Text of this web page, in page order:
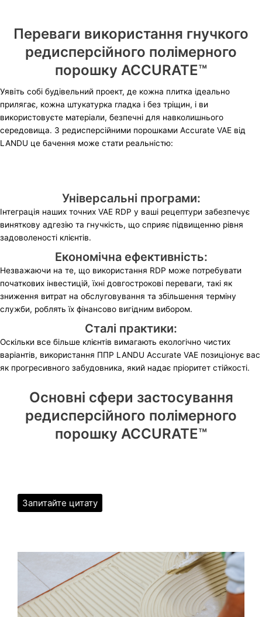
Переваги використання гнучкого
редисперсійного полімерного
порошку ACCURATE™
Уявіть собі будівельний проект, де кожна плитка ідеально
прилягає, кожна штукатурка гладка і без тріщин, і ви
використовуєте матеріали, безпечні для навколишнього
середовища. З редисперсійними порошками Accurate VAE від
LANDU це бачення може стати реальністю:
Універсальні програми:
Інтеграція наших точних VAE RDP у ваші рецептури забезпечує
виняткову адгезію та гнучкість, що сприяє підвищенню рівня
задоволеності клієнтів.
Економічна ефективність:
Незважаючи на те, що використання RDP може потребувати
початкових інвестицій, їхні довгострокові переваги, такі як
зниження витрат на обслуговування та збільшення терміну
служби, роблять їх фінансово вигідним вибором.
Сталі практики:
Оскільки все більше клієнтів вимагають екологічно чистих
варіантів, використання ППР LANDU Accurate VAE позиціонує вас
як прогресивного забудовника, який надає пріоритет стійкості.
Основні сфери застосування
редисперсійного полімерного
порошку ACCURATE™
Запитайте цитату